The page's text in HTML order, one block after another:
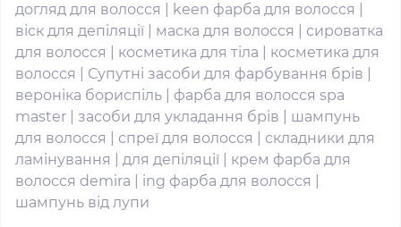
догляд для волосся
keen фарба для волосся
віск для депіляції
маска для волосся
сироватка
для волосся
косметика для тіла
косметика для
волосся
Супутні засоби для фарбування брів
вероніка бориспіль
фарба для волосся spa
master
засоби для укладання брів
шампунь
для волосся
спреї для волосся
складники для
ламінування
для депіляції
крем фарба для
волосся demira
ing фарба для волосся
шампунь від лупи